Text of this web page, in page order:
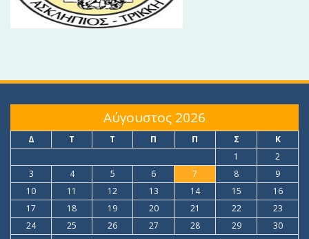
Αύγουστος 2026
Δ Τ Τ Π Π Σ
Κ
1
2
3
4 5 6 7 8
9
10
11 12 13 14 15
16
17
18 19 20 21 22
23
24
25 26 27 28 29
30